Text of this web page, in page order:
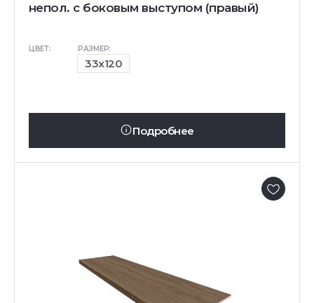
непол. с боковым выступом (правый)
ЦВЕТ: РАЗМЕР:
33x120
Подробнее